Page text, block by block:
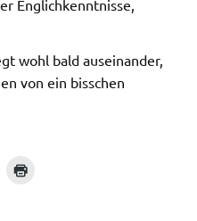
Englichkenntnisse,
wohl bald auseinander,
von ein bisschen